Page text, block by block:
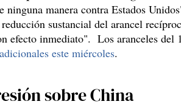
ninguna manera contra Estados
sustancial del arancel
efecto inmediato". Los aranceles del
adicionales este miércoles.
sobre China